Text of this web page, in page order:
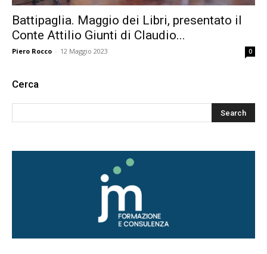
Battipaglia. Maggio dei Libri, presentato il
Conte Attilio Giunti di Claudio...
Piero Rocco - 12 Maggio 2023 0
Cerca